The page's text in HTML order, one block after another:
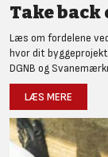
Take
Læs om fordelene
hvor dit
DGNB og
LÆS MERE